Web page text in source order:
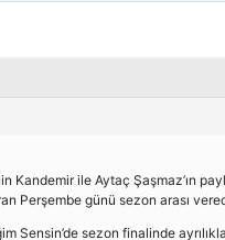
Kandemir ile Aytaç Şaşmaz’ın
Perşembe günü sezon arası
Sensin’de sezon finalinde